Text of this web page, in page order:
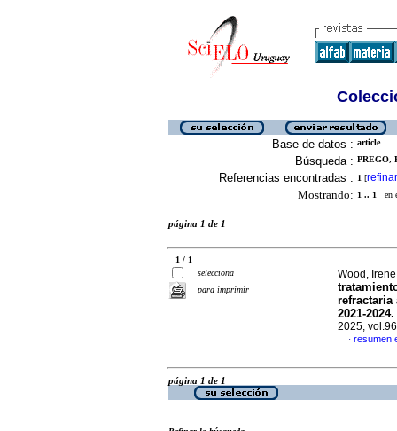
Base de datos : article
Búsqueda : PREGO,
Referencias encontradas : 1 [refinar
Mostrando: 1 .. 1 en
página 1 de 1
1 / 1
selecciona
para imprimir
Wood,
refractaria
2021-
2025,
· resumen
página 1 de 1